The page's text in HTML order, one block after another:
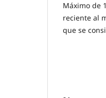
Máximo de
reciente al
que se